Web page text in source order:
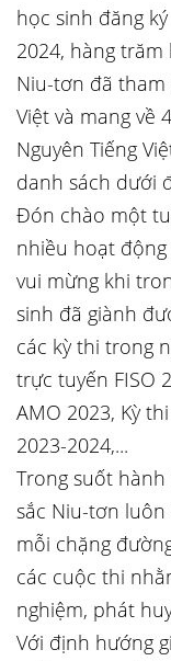
học sinh đăng
2024, hàng
Niu-tơn đã tham
Việt và mang về
Nguyên Tiếng
danh sách dưới
Đón chào một
nhiều hoạt
vui mừng khi
sinh đã giành
các kỳ thi trong
trực tuyến FISO
AMO 2023, Kỳ
2023-2024,...
Trong suốt
sắc Niu-tơn
mỗi chặng
các cuộc thi
nghiệm, phát
Với định hướng